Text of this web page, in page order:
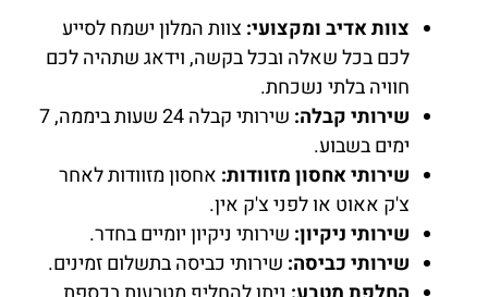
צוות אדיב ומקצועי: צוות המלון ישמח לסייע
לכם בכל שאלה ובכל בקשה, וידאג שתהיה לכם
חוויה בלתי נשכחת.
שירותי קבלה:
שירותי קבלה 24 שעות ביממה, 7
ימים בשבוע.
שירותי אחסון מזוודות: אחסון מזוודות לאחר
צ'ק אאוט או לפני צ'ק אין.
שירותי ניקיון: שירותי ניקיון יומיים בחדר.
שירותי כביסה: שירותי כביסה בתשלום זמינים.